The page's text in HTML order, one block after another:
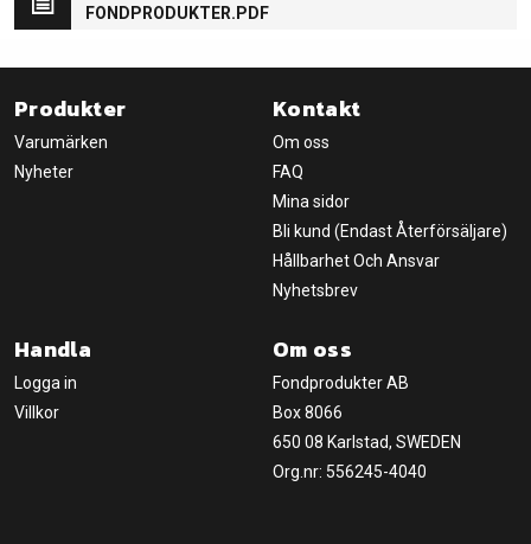
FONDPRODUKTER.PDF
Produkter
Varumärken
Nyheter
Kontakt
Om oss
FAQ
Mina sidor
Bli kund (Endast Återförsäljare)
Hållbarhet Och Ansvar
Nyhetsbrev
Handla
Logga in
Villkor
Om oss
Fondprodukter AB
Box 8066
650 08 Karlstad, SWEDEN
Org.nr: 556245-4040